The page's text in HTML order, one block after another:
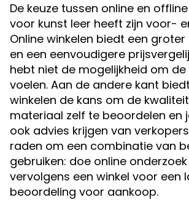
De keuze tussen online en
voor kunst leer heeft zijn voor-
Online winkelen biedt een
en een eenvoudigere
hebt niet de mogelijkheid om
voelen. Aan de andere kant
winkelen de kans om de
materiaal zelf te beoordelen en
ook advies krijgen van
raden om een combinatie van
gebruiken: doe online
vervolgens een winkel voor een
beoordeling voor aankoop.